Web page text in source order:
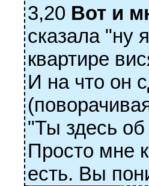
3,20 Вот и
сказала "ну
квартире
И на что он
"Ты здесь
Просто мне
есть. Вы